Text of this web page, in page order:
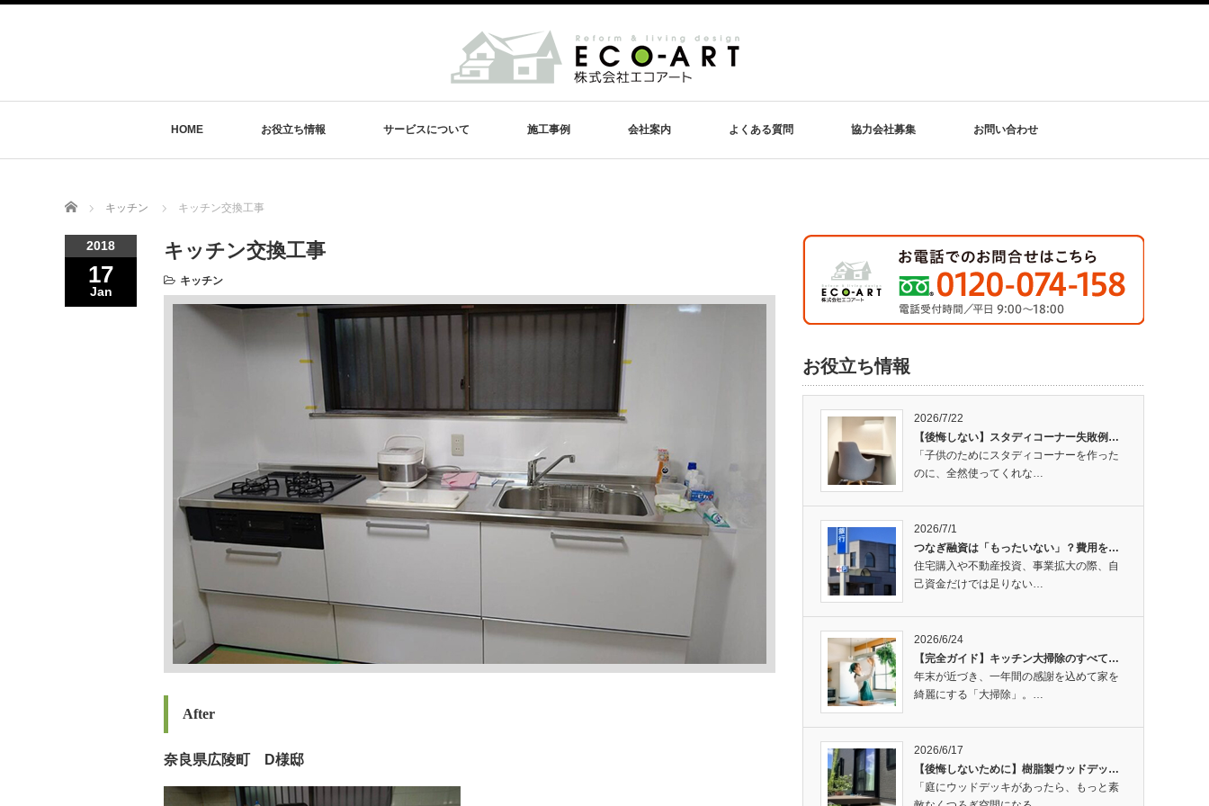
HOME お役立ち情報 サービスについて 施工事例 会社案内 よくある質問 協力会社募集 お問い合わせ
Home キッチン キッチン交換工事
2018
17
Jan
キッチン交換工事
キッチン
After
奈良県広陵町 D様邸
お役立ち情報
2026/7/22
【後悔しない】スタディコーナー失敗例…
「子供のためにスタディコーナーを作った
のに、全然使ってくれな…
2026/7/1
つなぎ融資は「もったいない」？費用を…
住宅購入や不動産投資、事業拡大の際、自
己資金だけでは足りない…
2026/6/24
【完全ガイド】キッチン大掃除のすべて…
年末が近づき、一年間の感謝を込めて家を
綺麗にする「大掃除」。…
2026/6/17
【後悔しないために】樹脂製ウッドデッ…
「庭にウッドデッキがあったら、もっと素